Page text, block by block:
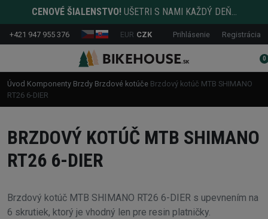
CENOVÉ ŠIALENSTVO! UŠETRI S NAMI KAŽDÝ DEŇ...
+421 947 955 376 EUR CZK Prihlásenie Registrácia
0
Úvod Komponenty Brzdy Brzdové kotúče Brzdový kotúč MTB SHIMANO
RT26 6-DIER
BRZDOVÝ KOTÚČ MTB SHIMANO
RT26 6-DIER
Brzdový kotúč MTB SHIMANO RT26 6-DIER s upevnením na
6 skrutiek, ktorý je vhodný len pre resin platničky.